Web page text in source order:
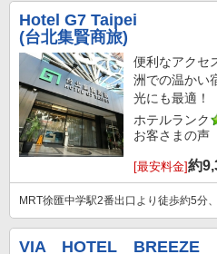
Hotel G7 Taipei
(台北集賢商旅)
便利なアクセ
洲での温かい
光にも最適！
ホテルランク
お客さまの声
[最安料金]約
MRT徐匯中学駅2番出口より徒歩約5分
VIA HOTEL BREEZE